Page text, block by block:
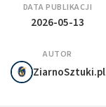
DATA PUBLIKACJI
2026-05-13
AUTOR
ZiarnoSztuki.pl